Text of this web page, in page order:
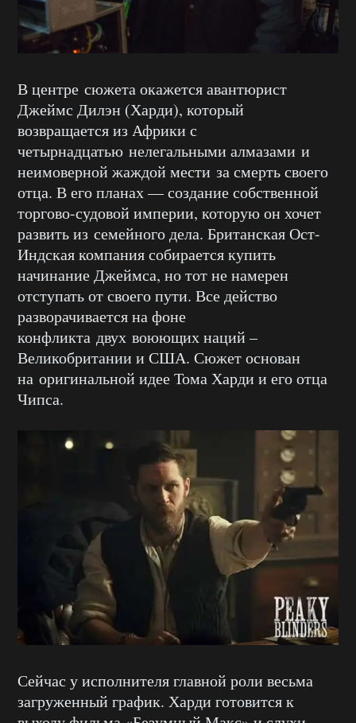
В центре сюжета окажется авантюрист
Джеймс Дилэн (Харди), который
возвращается из Африки с
четырнадцатью нелегальными алмазами и
неимоверной жаждой мести за смерть своего
отца. В его планах — создание собственной
торгово-судовой империи, которую он хочет
развить из семейного дела. Британская Ост-
Индская компания собирается купить
начинание Джеймса, но тот не намерен
отступать от своего пути. Все действо
разворачивается на фоне
конфликта двух воюющих наций –
Великобритании и США. Сюжет основан
на оригинальной идее Тома Харди и его отца
Чипса.
Сейчас у исполнителя главной роли весьма
загруженный график. Харди готовится к